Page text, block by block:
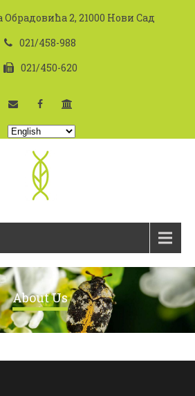
Обрадовића 2, 21000 Нови Сад
021/458-988
021/450-620
C
n
g
u
a
e
About Us